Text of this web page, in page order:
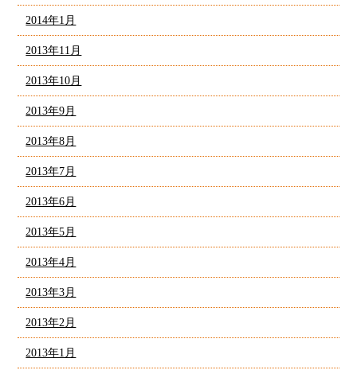
2014年1月
2013年11月
2013年10月
2013年9月
2013年8月
2013年7月
2013年6月
2013年5月
2013年4月
2013年3月
2013年2月
2013年1月